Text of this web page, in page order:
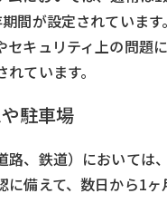
間が設定されています
セキュリティ上の問題
ています。
駐車場
路、鉄道）においては
に備えて、数日から1